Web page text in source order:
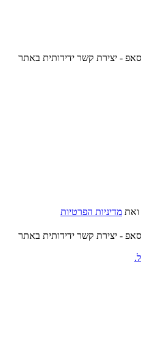
ואת מדיניות הפרטיות